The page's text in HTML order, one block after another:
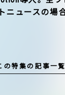
ニュースの場
の特集の記事一